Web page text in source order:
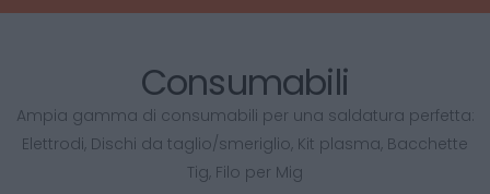
Consumabili
Ampia gamma di consumabili per una saldatura perfetta:
Elettrodi, Dischi da taglio/smeriglio, Kit plasma, Bacchette
Tig, Filo per Mig